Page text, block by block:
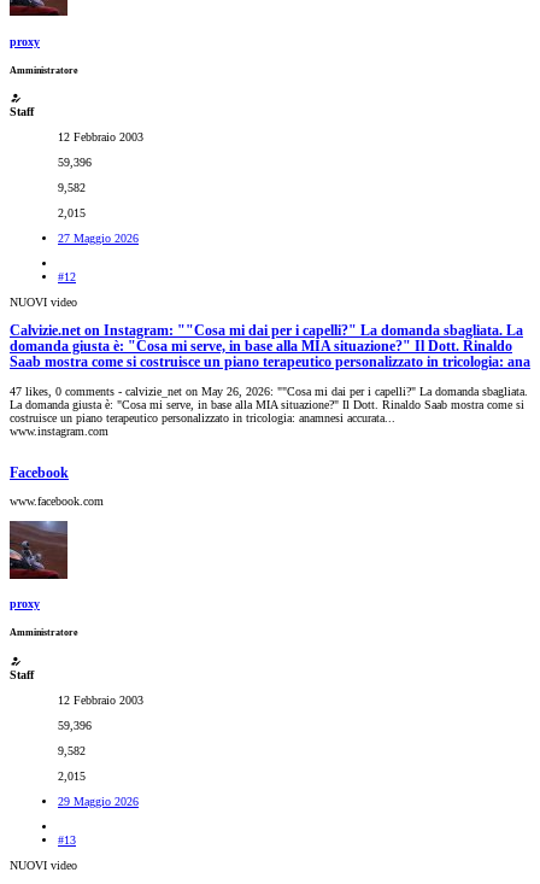
proxy
Amministratore
Staff
12 Febbraio 2003
59,396
9,582
2,015
27 Maggio 2026
#12
NUOVI video
Calvizie.net on Instagram: ""Cosa mi dai per i capelli?" La domanda sbagliata. La
domanda giusta è: "Cosa mi serve, in base alla MIA situazione?" Il Dott. Rinaldo
Saab mostra come si costruisce un piano terapeutico personalizzato in tricologia: ana
47 likes, 0 comments - calvizie_net on May 26, 2026: ""Cosa mi dai per i capelli?" La domanda sbagliata.
La domanda giusta è: "Cosa mi serve, in base alla MIA situazione?" Il Dott. Rinaldo Saab mostra come si
costruisce un piano terapeutico personalizzato in tricologia: anamnesi accurata...
www.instagram.com
Facebook
www.facebook.com
proxy
Amministratore
Staff
12 Febbraio 2003
59,396
9,582
2,015
29 Maggio 2026
#13
NUOVI video